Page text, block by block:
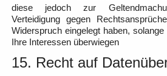
diese jedoch zur
Verteidigung gegen
Widerspruch eingelegt haben,
Ihre Interessen überwiegen
15. Recht auf